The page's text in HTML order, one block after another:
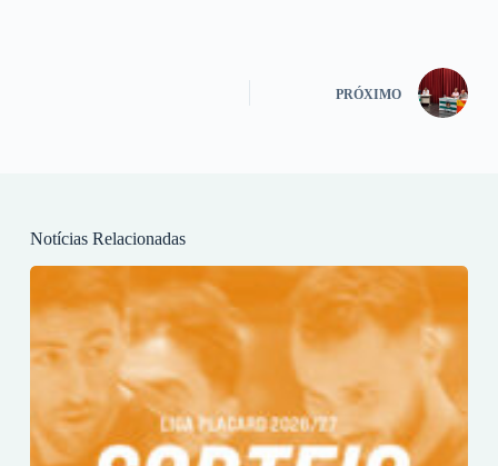
PRÓXIMO
Notícias Relacionadas